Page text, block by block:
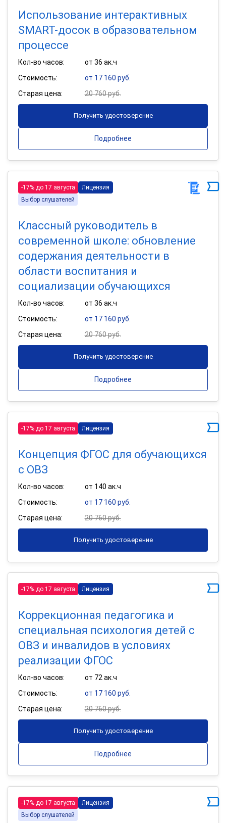
Использование интерактивных
SMART-досок в образовательном
процессе
Кол-во часов:
от 36 ак.ч
Стоимость:
от 17 160 руб.
Старая цена:
20 760 руб.
Получить удостоверение
Подробнее
-17% до 17 августа
Лицензия
Выбор слушателей
Классный руководитель в
современной школе: обновление
содержания деятельности в
области воспитания и
социализации обучающихся
Кол-во часов:
от 36 ак.ч
Стоимость:
от 17 160 руб.
Старая цена:
20 760 руб.
Получить удостоверение
Подробнее
-17% до 17 августа Лицензия
Концепция ФГОС для обучающихся
с ОВЗ
Кол-во часов:
от 140 ак.ч
Стоимость:
от 17 160 руб.
Старая цена:
20 760 руб.
Получить удостоверение
-17% до 17 августа Лицензия
Коррекционная педагогика и
специальная психология детей с
ОВЗ и инвалидов в условиях
реализации ФГОС
Кол-во часов:
от 72 ак.ч
Стоимость:
от 17 160 руб.
Старая цена:
20 760 руб.
Получить удостоверение
Подробнее
-17% до 17 августа
Лицензия
Выбор слушателей